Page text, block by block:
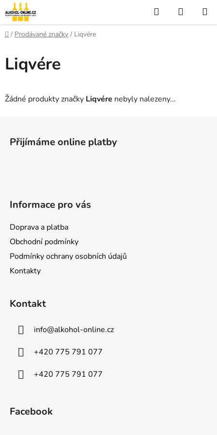
Přejít
na
obsah
Hledat
KOŠÍK
Domů
/ Prodávané značky / Liqvére
Liqvére
Žádné produkty značky Liqvére nebyly nalezeny...
Přijímáme online platby
Informace pro vás
Doprava a platba
Obchodní podmínky
Podmínky ochrany osobních údajů
Kontakty
Kontakt
info@alkohol-online.cz
+420 775 791 077
+420 775 791 077
Facebook